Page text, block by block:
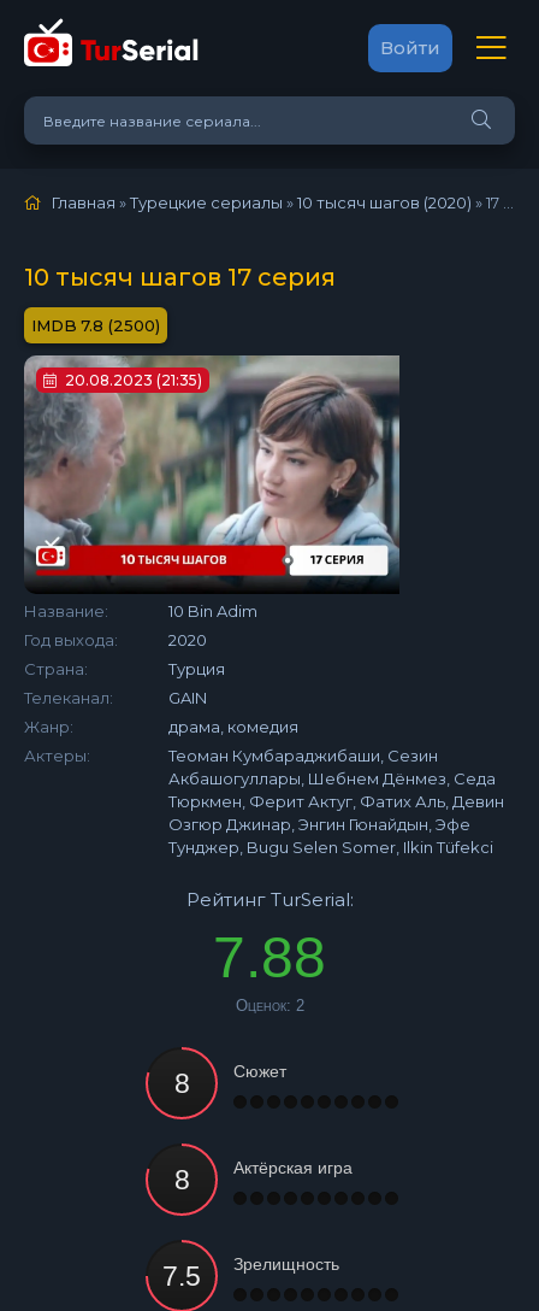
Войти
Главная »Турецкие сериалы »10 тысяч шагов (2020) »17 серия
10 тысяч шагов 17 серия
7.8 (2500)
20.08.2023 (21:35)
Название:
10 Bin Adim
Год выхода:
2020
Страна:
Турция
Телеканал:
GAIN
Жанр:
драма, комедия
Актеры:
Теоман Кумбараджибаши, Сезин
Акбашогуллары, Шебнем Дёнмез, Седа
Тюркмен, Ферит Актуг, Фатих Аль, Девин
Озгюр Джинар, Энгин Гюнайдын, Эфе
Тунджер, Bugu Selen Somer, Ilkin Tüfekci
Рейтинг TurSerial:
7.88
Оценок: 2
Сюжет
Актёрская игра
Зрелищность